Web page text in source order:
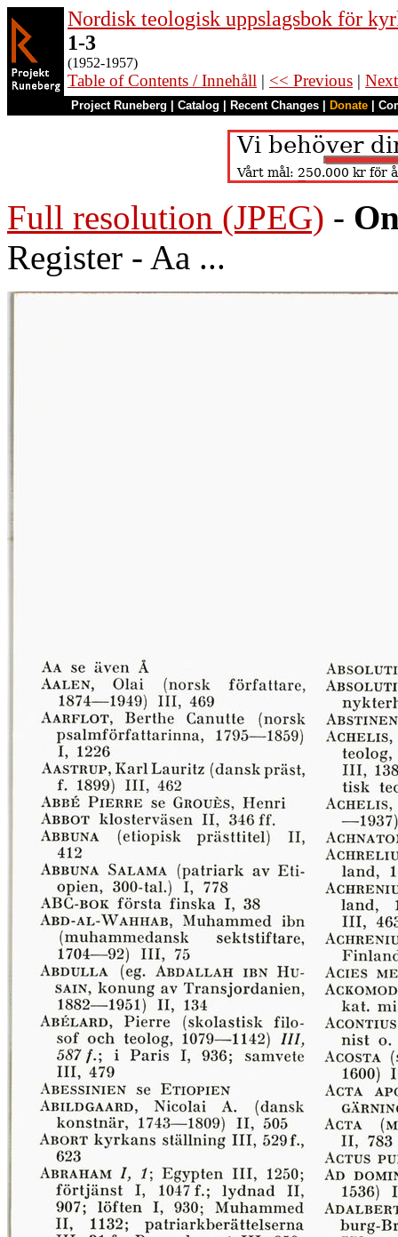
Nordisk teologisk uppslagsbok för
1-3
(1952-1957)
Table of Contents / Innehåll | << Previous |
Project Runeberg Catalog Recent Changes Donate
Full resolution (JPEG) -
Register - Aa ...